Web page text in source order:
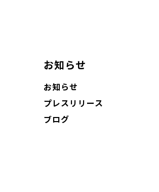
お知らせ
お知らせ
プレスリリース
ブログ